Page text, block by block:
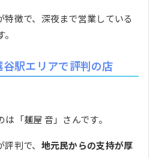
徴で、深夜まで営業している
駅エリアで評判の店
「麺屋 音」さんです。
判で、 地元民からの支持が厚